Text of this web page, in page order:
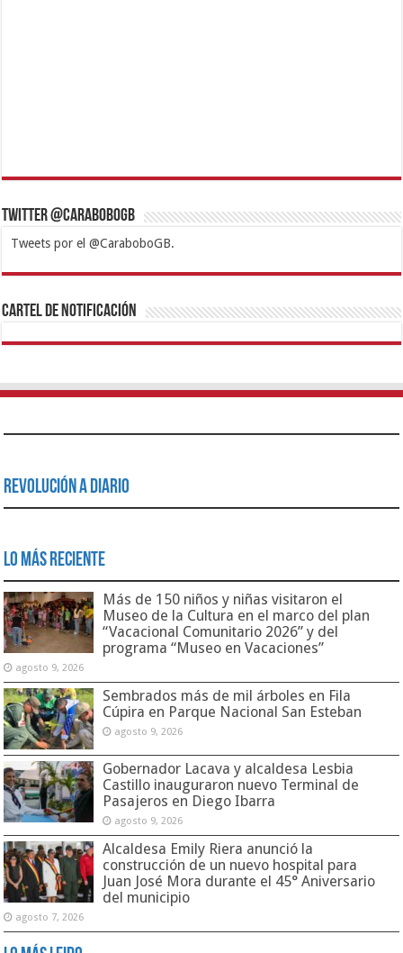
Twitter @CaraboboGB
Tweets por el @CaraboboGB.
1xbetBetturkeyBetistKralbetSupertotobetTipobetMatadorbetMariobet
https://mvbcasino.com/
Cartel de Notificación
Revolución a Diario
Lo Más Reciente
Más de 150 niños y niñas visitaron el
Museo de la Cultura en el marco del plan
“Vacacional Comunitario 2026” y del
programa “Museo en Vacaciones”
agosto 9, 2026
Sembrados más de mil árboles en Fila
Cúpira en Parque Nacional San Esteban
agosto 9, 2026
Gobernador Lacava y alcaldesa Lesbia
Castillo inauguraron nuevo Terminal de
Pasajeros en Diego Ibarra
agosto 9, 2026
Alcaldesa Emily Riera anunció la
construcción de un nuevo hospital para
Juan José Mora durante el 45° Aniversario
del municipio
agosto 7, 2026